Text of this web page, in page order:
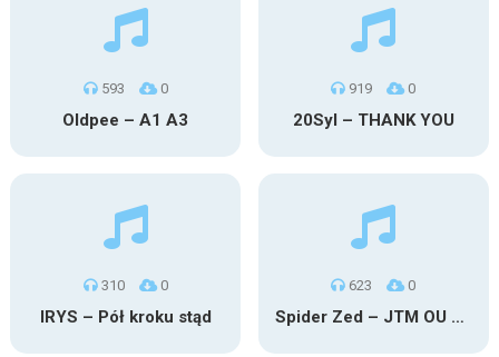
593 0
Oldpee – A1 A3
919 0
20Syl – THANK YOU
310 0
IRYS – Pół kroku stąd
623 0
Spider Zed – JTM OU TG